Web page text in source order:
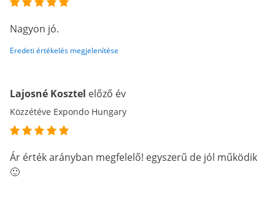
Nagyon jó.
Eredeti értékelés megjelenítése
Lajosné Kosztel előző év
Közzétéve Expondo Hungary
Ár érték arányban megfelelő! egyszerű de jól működik
🙂